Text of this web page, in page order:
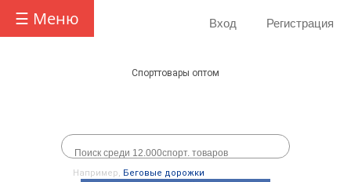
☰ Меню Вход Регистрация
Спорттовары оптом
Например, Беговые дорожки